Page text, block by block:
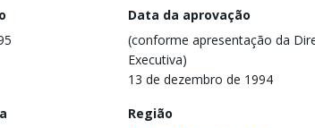
Data da aprovação
(conforme apresentação da
Executiva)
13 de dezembro de 1994
Região